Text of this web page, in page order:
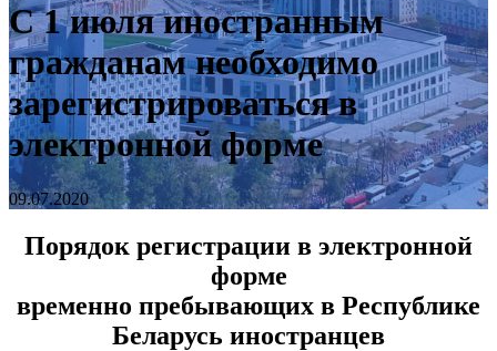
C 1 июля иностранным
гражданам необходимо
зарегистрироваться в
электронной форме
09.07.2020
Порядок регистрации в электронной
форме
временно пребывающих в Республике
Беларусь иностранцев